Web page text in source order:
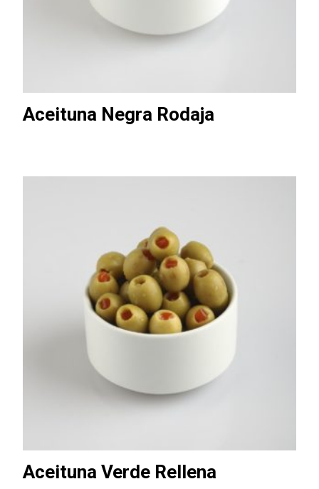
Aceituna Negra Rodaja
Aceituna Verde Rellena